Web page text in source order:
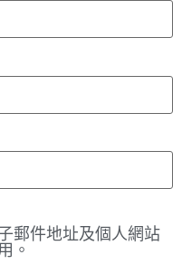
郵件地址及個人網站
。